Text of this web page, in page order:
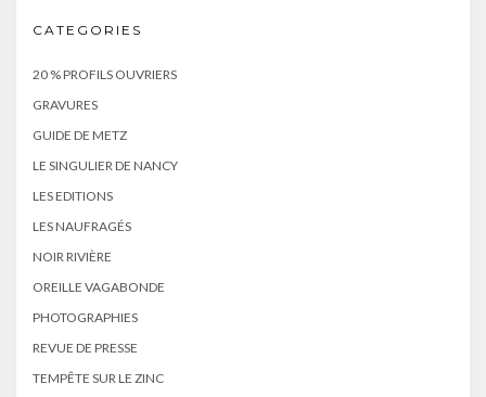
CATEGORIES
20 % PROFILS OUVRIERS
GRAVURES
GUIDE DE METZ
LE SINGULIER DE NANCY
LES EDITIONS
LES NAUFRAGÉS
NOIR RIVIÈRE
OREILLE VAGABONDE
PHOTOGRAPHIES
REVUE DE PRESSE
TEMPÊTE SUR LE ZINC